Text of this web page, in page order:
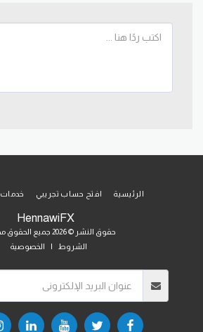
HennawiFX
حقوق النشر © 2026 جميع الحقوق محفوظة
الشروط
| الخصوصية
الرئيسية افتح حساب تجريبي خدمات